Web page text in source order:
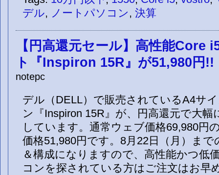
デル, ノートパソコン , 決算
【円高還元セール】高性能Core
ト『Inspiron 15R』が51,980円!!
notepc
デル（DELL）で販売されているA4サ
ン『Inspiron 15R』が、円高還元で大
しています。通常ウェブ価格69,980円
価格51,980円です。8月22日（月）ま
＆構成になりますので、高性能かつ低
コンを探されている方はご注文はお早